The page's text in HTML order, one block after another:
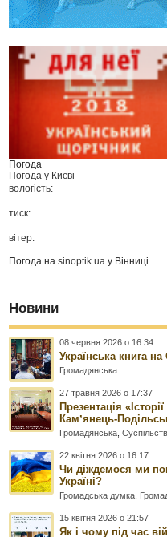
Погода
Погода у Києві
вологість:
тиск:
вітер:
Погода наsinoptik.ua у Вінниці
Новини
08 червня 2026 о 16:34
Українська книга
Громадянська
27 травня 2026 о 17:37
Презентація
Камʼянець-
Громадянська ,
22 квітня 2026 о 16:17
Чи діждемося ми
Україні?
Громадська думка
15 квітня 2026 о 21:57
Як і чому під час